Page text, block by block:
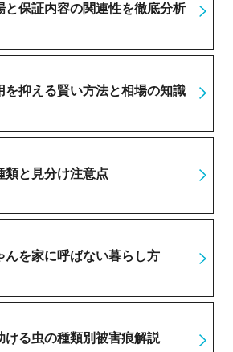
と保証内容の関連性を徹底分析
を抑える賢い方法と相場の知識
類と見分け注意点
んを家に呼ばない暮らし方
ける虫の種類別被害痕解説